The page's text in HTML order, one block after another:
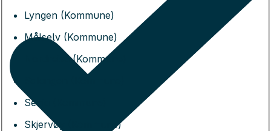
Lyngen (Kommune)
Målselv (Kommune)
Nordreisa (Kommune)
Senja (Kommune)
Skjervøy (Kommune)